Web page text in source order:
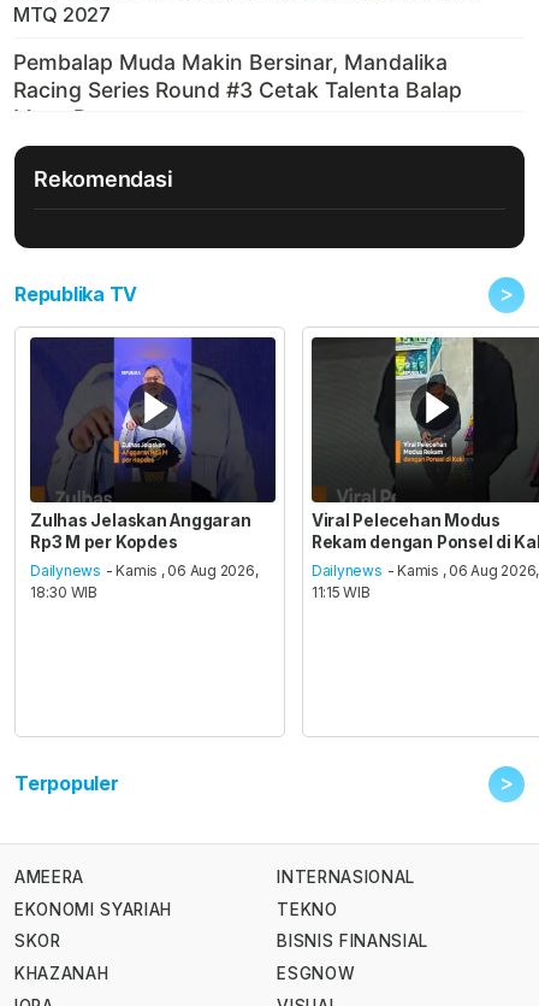
MTQ 2027
Rekomendasi
Republika TV >
Zulhas Jelaskan Anggaran
Rp3 M per Kopdes
Dailynews - Kamis , 06 Aug 2026,
18:30 WIB
Viral Pelecehan Modus
Rekam dengan Ponsel di
Dailynews - Kamis , 06 Aug 2026,
11:15 WIB
Terpopuler >
AMEERA
EKONOMI SYARIAH
SKOR
KHAZANAH
INTERNASIONAL
TEKNO
BISNIS FINANSIAL
ESGNOW